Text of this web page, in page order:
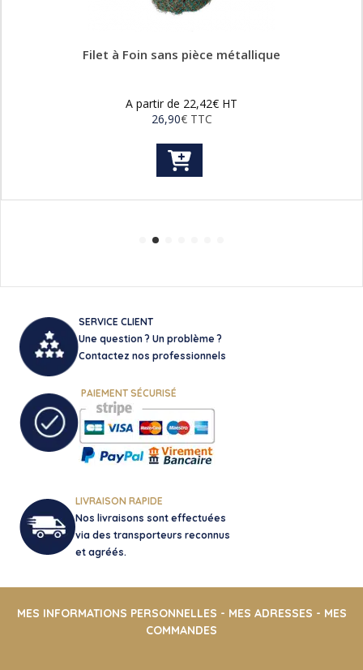
Filet à Foin sans pièce métallique
A partir de 22,42€ HT
26,90€ TTC
plusieurs
être
la
page
SERVICE CLIENT
Une question ? Un problème ?
Contactez nos professionnels
PAIEMENT SÉCURISÉ
LIVRAISON RAPIDE
Nos livraisons sont effectuées
via des transporteurs reconnus
et agréés.
MES INFORMATIONS PERSONNELLES - MES ADRESSES - MES
COMMANDES